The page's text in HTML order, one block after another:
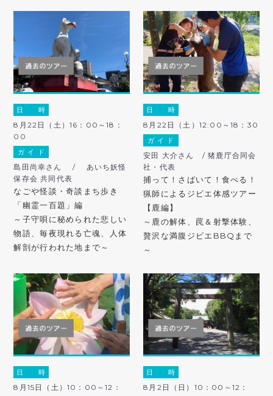
日 時
8月22日（土）16：00～18：
00
ガ イ ド
島田尚幸さん / あいち妖怪
保存会 共同代表
なごや怪談・奇談まち歩き
「幽霊一百題」編
～子守唄に秘められた悲しい
物語、毎夜現れる亡魂、人体
解剖が行われた地まで～
日 時
8月22日（土）12:00～18：30
ガ イ ド
安田 大介さん / 猪鹿庁合同会
社・代表
捕って！さばいて！食べる！
猟師によるジビエ体感ツアー
【鹿編】
～鹿の解体、罠＆射撃体験、
贅沢な満腹ジビエBBQまで
～
日 時
8月15日（土）10：00～12：
日 時
8月2日（日）10：00～12：